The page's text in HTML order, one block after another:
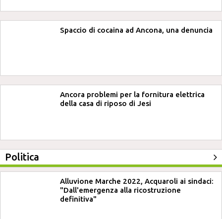
Spaccio di cocaina ad Ancona, una denuncia
Ancora problemi per la fornitura elettrica
della casa di riposo di Jesi
Politica
Alluvione Marche 2022, Acquaroli ai sindaci:
"Dall'emergenza alla ricostruzione
definitiva"